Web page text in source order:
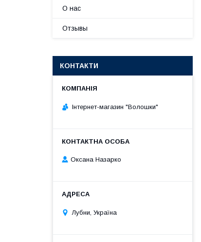
О нас
Отзывы
КОНТАКТИ
Інтернет-магазин "Волошки"
Оксана Назарко
Лубни, Україна